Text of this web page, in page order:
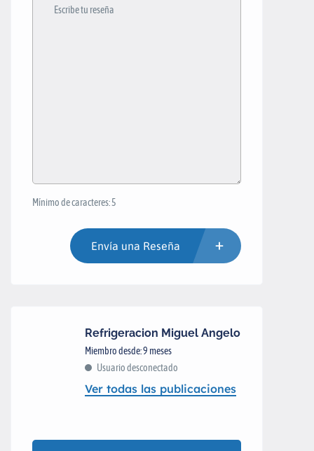
Mínimo de caracteres: 5
Envía una Reseña
Refrigeracion Miguel Angelo
Miembro desde: 9 meses
Usuario desconectado
Ver todas las publicaciones